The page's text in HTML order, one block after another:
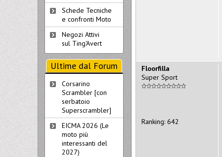
Floorfilla
Super Sport
Ranking: 642
Schede Tecniche
e confronti Moto
Negozi Attivi
sul Ting'Avert
Ultime dal Forum
Corsarino
Scrambler [con
serbatoio
Superscrambler]
EICMA 2026 (Le
moto più
interessanti del
2027)